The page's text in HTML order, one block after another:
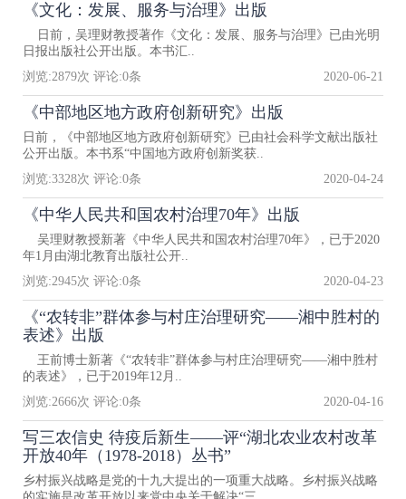
《文化：发展、服务与治理》出版
日前，吴理财教授著作《文化：发展、服务与治理》已由光明
日报出版社公开出版。本书汇..
浏览:2879次 评论:0条 2020-06-21
《中部地区地方政府创新研究》出版
日前，《中部地区地方政府创新研究》已由社会科学文献出版社
公开出版。本书系“中国地方政府创新奖获..
浏览:3328次 评论:0条 2020-04-24
《中华人民共和国农村治理70年》出版
吴理财教授新著《中华人民共和国农村治理70年》，已于2020
年1月由湖北教育出版社公开..
浏览:2945次 评论:0条 2020-04-23
《“农转非”群体参与村庄治理研究——湘中胜村的
表述》出版
王前博士新著《“农转非”群体参与村庄治理研究——湘中胜村
的表述》，已于2019年12月..
浏览:2666次 评论:0条 2020-04-16
写三农信史 待疫后新生——评“湖北农业农村改革
开放40年（1978-2018）丛书”
乡村振兴战略是党的十九大提出的一项重大战略。乡村振兴战略